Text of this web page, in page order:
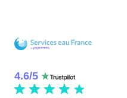
4.6/5